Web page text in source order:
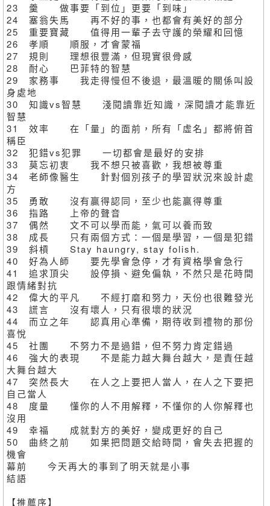
23 羹 做事要「到位」更要「到味」
24 塞翁失馬 再不好的事，也都會有美好的部分
25 重要寶藏 值得用一輩子去守護的榮耀和回憶
26 孝順 順服，才會蒙福
27 規則 理想很豐滿，但現實很骨感
28 耐心 巴菲特的智慧
29 家務事 我走得慢但不後退，最溫暖的關係叫設
身處地
30 知識vs智慧 淺閱讀靠近知識，深閱讀才能靠近
智慧
31 效率 在「量」的面前，所有「虛名」都將俯首
稱臣
32 犯錯vs犯罪 一切都會是最好的安排
33 莫忘初衷 我不想只被喜歡，我想被尊重
34 老師像醫生 針對個別孩子的學習狀況來設計處
方
35 勇敢 沒有贏得認同，至少也能贏得尊重
36 指路 上帝的聲音
37 偶然 文不可以學而能，氣可以養而致
38 成長 只有兩個方式：一個是學習，一個是犯錯
39 斜槓 Stay haungry, stay folish.
40 好為人師 要先學會急停，才有資格學會急行
41 追求頂尖 設停損、避免偏執，不然只是花時間
跟情緒對抗
42 偉大的平凡 不經打磨和努力，天份也很難發光
43 謊言 沒有壞人，只有很壞的狀況
44 而立之年 認真用心準備，期待收到禮物的那份
喜悅
45 社團 不努力不是過錯，但不努力肯定錯過
46 強大的表現 不是能力越大舞台越大，是責任越
大舞台越大
47 突然長大 在人之上要把人當人，在人之下要把
自己當人
48 度量 懂你的人不用解釋，不懂你的人你解釋也
沒用
49 幸福 成就對方的美好，變成更好的自己
50 曲終之前 如果把問題交給時間，會失去把握的
機會
幕前 今天再大的事到了明天就是小事
結語
【推薦序】